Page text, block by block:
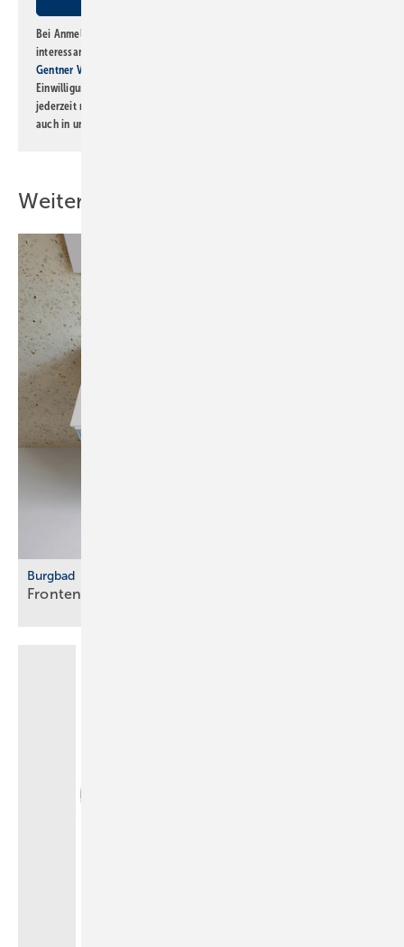
Bei Anmeldung zu diesem Newsletter bin ich damit einverstanden, über
interessante Verlags- und Online-Angebote
Gentner Verlag GmbH & Co. KG
Einwilligung kann ich jederzeit widerrufen und eine Abmeldung ist
jederzeit möglich. Informationen zum Umgang mit Daten finden Sie
auch in unserer
Weitere Inhalte
Burgbad
Fronten vertikal